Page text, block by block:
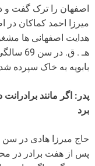
اصفهان را ترک گفت و
میرزا احمد کماکان
هـ . ق.
بابویه به خاک سپرده
پدر: اگر مانند
برد
حاج میرزا هادی در
پس از هفت برادر در